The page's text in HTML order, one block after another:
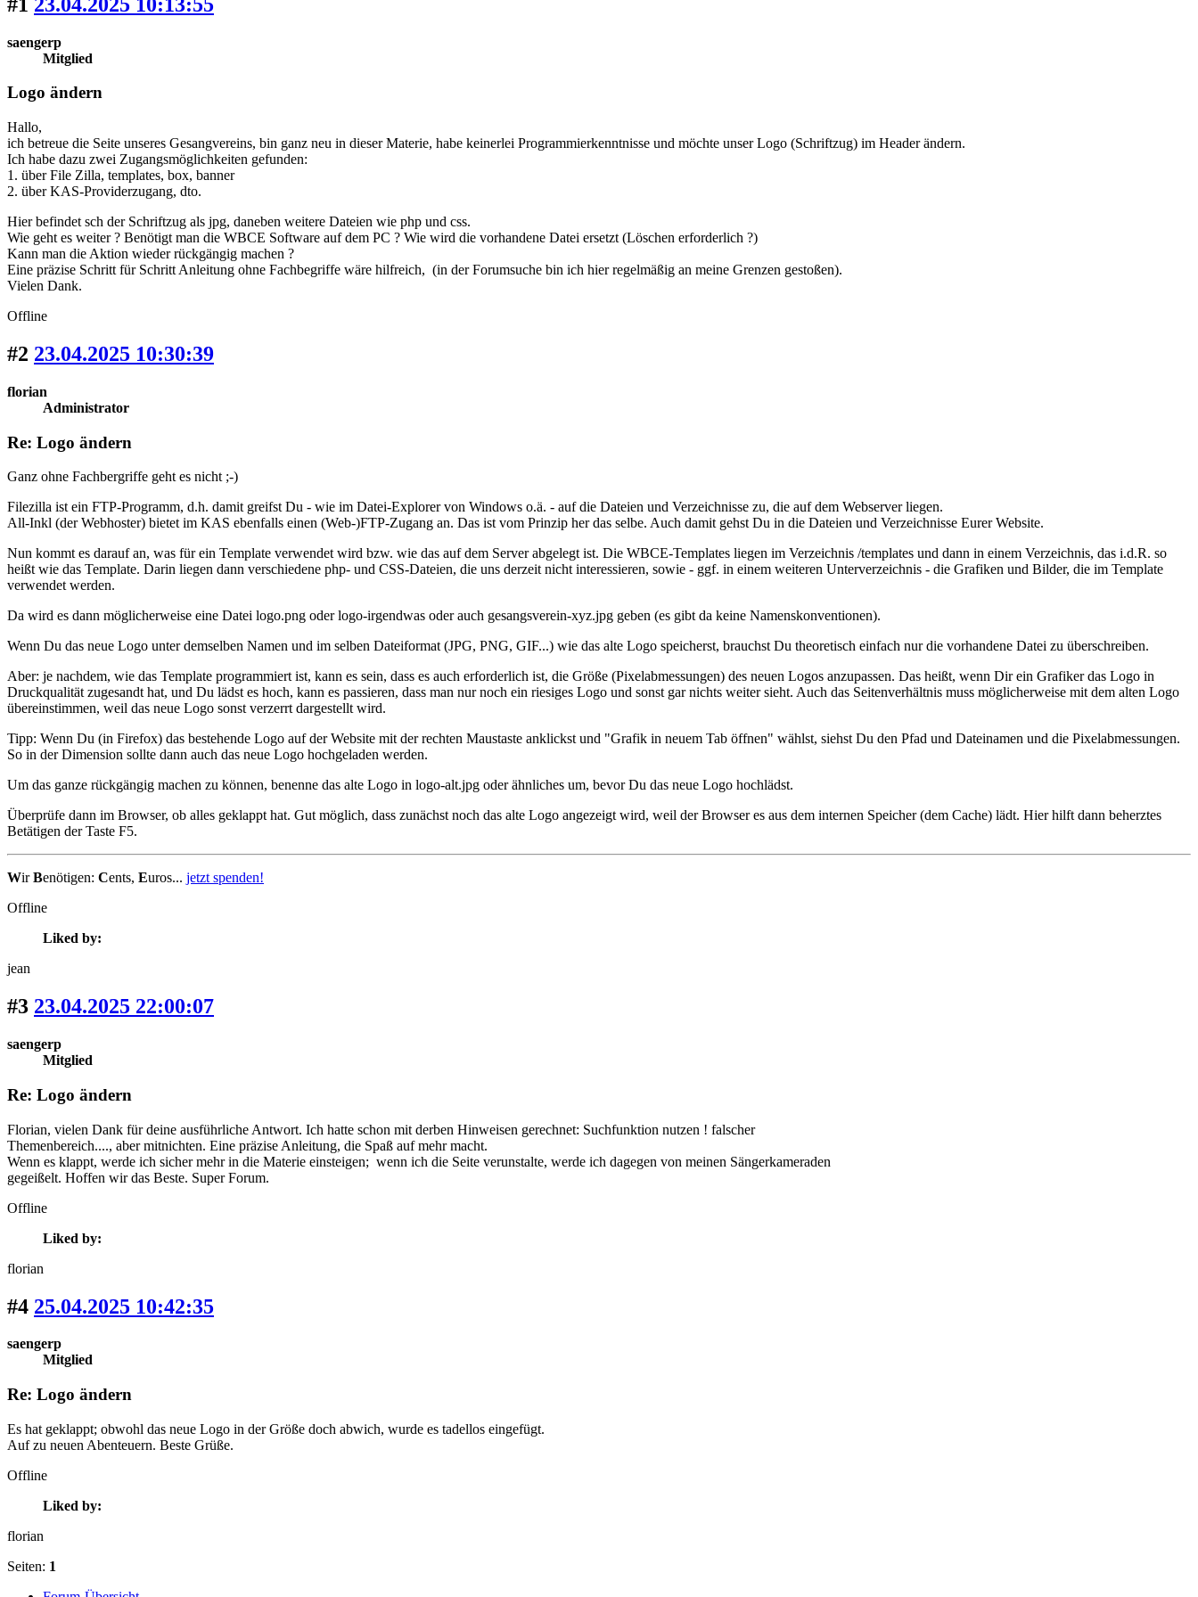
saengerp
Mitglied
Logo ändern
Hallo,
ich betreue die Seite unseres Gesangvereins, bin ganz neu in dieser Materie, habe keinerlei Programmierkenntnisse und möchte unser Logo (Schriftzug) im Header ändern.
Ich habe dazu zwei Zugangsmöglichkeiten gefunden:
1. über File Zilla, templates, box, banner
2. über KAS-Providerzugang, dto.
Hier befindet sch der Schriftzug als jpg, daneben weitere Dateien wie php und css.
Wie geht es weiter ? Benötigt man die WBCE Software auf dem PC ? Wie wird die vorhandene Datei ersetzt (Löschen erforderlich ?)
Kann man die Aktion wieder rückgängig machen ?
Eine präzise Schritt für Schritt Anleitung ohne Fachbegriffe wäre hilfreich, (in der Forumsuche bin ich hier regelmäßig an meine Grenzen gestoßen).
Vielen Dank.
Offline
#2 23.04.2025 10:30:39
florian
Administrator
Re: Logo ändern
Ganz ohne Fachbergriffe geht es nicht ;-)
Filezilla ist ein FTP-Programm, d.h. damit greifst Du - wie im Datei-Explorer von Windows o.ä. - auf die Dateien und Verzeichnisse zu, die auf dem Webserver liegen.
All-Inkl (der Webhoster) bietet im KAS ebenfalls einen (Web-)FTP-Zugang an. Das ist vom Prinzip her das selbe. Auch damit gehst Du in die Dateien und Verzeichnisse Eurer Website.
Nun kommt es darauf an, was für ein Template verwendet wird bzw. wie das auf dem Server abgelegt ist. Die WBCE-Templates liegen im Verzeichnis /templates und dann in einem Verzeichnis, das i.d.R. so
heißt wie das Template. Darin liegen dann verschiedene php- und CSS-Dateien, die uns derzeit nicht interessieren, sowie - ggf. in einem weiteren Unterverzeichnis - die Grafiken und Bilder, die im Template
verwendet werden.
Da wird es dann möglicherweise eine Datei logo.png oder logo-irgendwas oder auch gesangsverein-xyz.jpg geben (es gibt da keine Namenskonventionen).
Wenn Du das neue Logo unter demselben Namen und im selben Dateiformat (JPG, PNG, GIF...) wie das alte Logo speicherst, brauchst Du theoretisch einfach nur die vorhandene Datei zu überschreiben.
Aber: je nachdem, wie das Template programmiert ist, kann es sein, dass es auch erforderlich ist, die Größe (Pixelabmessungen) des neuen Logos anzupassen. Das heißt, wenn Dir ein Grafiker das Logo in
Druckqualität zugesandt hat, und Du lädst es hoch, kann es passieren, dass man nur noch ein riesiges Logo und sonst gar nichts weiter sieht. Auch das Seitenverhältnis muss möglicherweise mit dem alten Logo
übereinstimmen, weil das neue Logo sonst verzerrt dargestellt wird.
Tipp: Wenn Du (in Firefox) das bestehende Logo auf der Website mit der rechten Maustaste anklickst und "Grafik in neuem Tab öffnen" wählst, siehst Du den Pfad und Dateinamen und die Pixelabmessungen.
So in der Dimension sollte dann auch das neue Logo hochgeladen werden.
Um das ganze rückgängig machen zu können, benenne das alte Logo in logo-alt.jpg oder ähnliches um, bevor Du das neue Logo hochlädst.
Überprüfe dann im Browser, ob alles geklappt hat. Gut möglich, dass zunächst noch das alte Logo angezeigt wird, weil der Browser es aus dem internen Speicher (dem Cache) lädt. Hier hilft dann beherztes
Betätigen der Taste F5.
WirBenötigen: Cents, Euros... jetzt spenden!
Offline
Liked by:
jean
#3 23.04.2025 22:00:07
saengerp
Mitglied
Re: Logo ändern
Florian, vielen Dank für deine ausführliche Antwort. Ich hatte schon mit derben Hinweisen gerechnet: Suchfunktion nutzen ! falscher
Themenbereich...., aber mitnichten. Eine präzise Anleitung, die Spaß auf mehr macht.
Wenn es klappt, werde ich sicher mehr in die Materie einsteigen; wenn ich die Seite verunstalte, werde ich dagegen von meinen Sängerkameraden
gegeißelt. Hoffen wir das Beste. Super Forum.
Offline
Liked by:
florian
#4 25.04.2025 10:42:35
saengerp
Mitglied
Re: Logo ändern
Es hat geklappt; obwohl das neue Logo in der Größe doch abwich, wurde es tadellos eingefügt.
Auf zu neuen Abenteuern. Beste Grüße.
Offline
Liked by:
florian
Seiten: 1